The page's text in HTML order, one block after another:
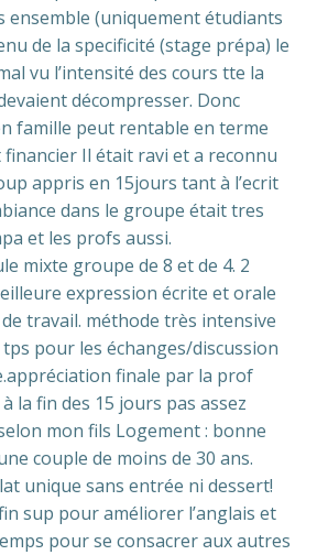
ensemble (uniquement étudiants
de la specificité (stage prépa) le
vu l’intensité des cours tte la
décompresser. Donc
famille peut rentable en terme
financier Il était ravi et a reconnu
appris en 15jours tant à l’ecrit
dans le groupe était tres
et les profs aussi.
mixte groupe de 8 et de 4. 2
expression écrite et orale
travail. méthode très intensive
pour les échanges/discussion
finale par la prof
la fin des 15 jours pas assez
mon fils Logement : bonne
couple de moins de 30 ans.
unique sans entrée ni dessert!
sup pour améliorer l’anglais et
pour se consacrer aux autres